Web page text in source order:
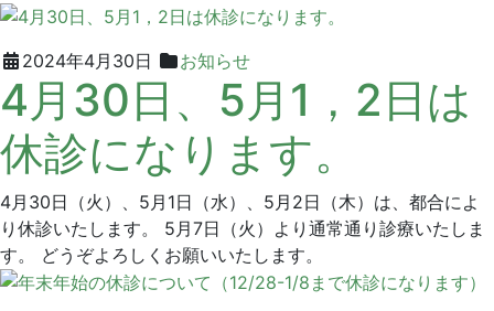
ッ
ク
2024年4月30日 お知らせ2024
年
11
月
29
日
グ
リ
ー
ン
デ
ン
タ
ル
ク
リ
4月30日、5月1，2日は
休診になります。
4月30日（火）、5月1日（水）、5月2日（木）は、都合によ
り休診いたします。 5月7日（火）より通常通り診療いたしま
す。 どうぞよろしくお願いいたします。